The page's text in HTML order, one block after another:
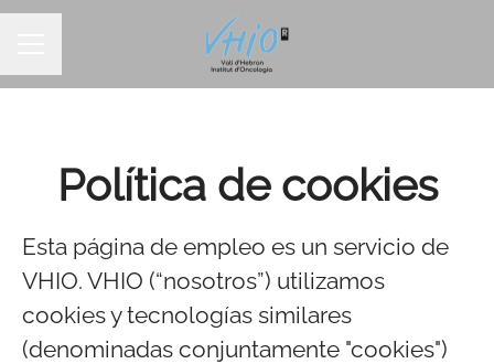
Política de cookies
Esta página de empleo es un servicio de
VHIO. VHIO (“nosotros”) utilizamos
cookies y tecnologías similares
(denominadas conjuntamente "cookies")